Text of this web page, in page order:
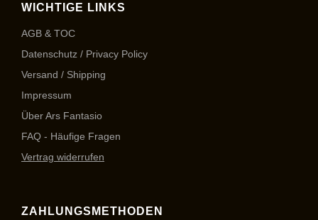
WICHTIGE LINKS
AGB & TOC
Datenschutz / Privacy Policy
Versand / Shipping
Impressum
Über Ars Fantasio
FAQ - Häufige Fragen
Vertrag widerrufen
ZAHLUNGSMETHODEN